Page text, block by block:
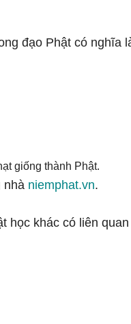
đạo Phật có nghĩa
giống thành Phật.
nhà niemphat.vn.
học khác có liên